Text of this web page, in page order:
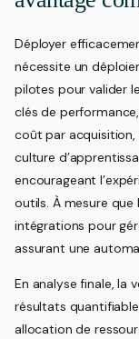
Déployer
nécessite un
pilotes pour valider
clés de
coût par acquisition,
culture
encourageant
outils. À mesure
intégrations pour
assurant une
En analyse finale, la
résultats
allocation de